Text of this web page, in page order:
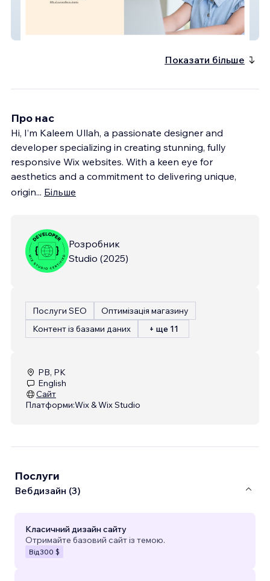
Показати більше
Про нас
Hi, I’m Kaleem Ullah, a passionate designer and
developer specializing in creating stunning, fully
responsive Wix websites. With a keen eye for
aesthetics and a commitment to delivering unique,
origin... Більше
Розробник
Studio (2025)
Послуги SEO
Оптимізація магазину
Контент із базами даних
+ ще 11
PB, PK
English
Сайт
Платформи:Wix & Wix Studio
Послуги
Вебдизайн (3)
Класичний дизайн сайту
Отримайте базовий сайт із темою.
Від300 $